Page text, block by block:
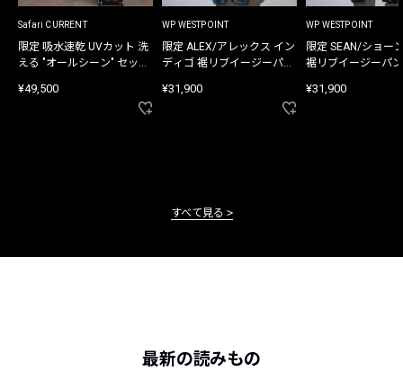
Safari CURRENT
限定 吸水速乾 UVカット 洗
える "オールシーン" セット
¥49,500
WP WESTPOINT
限定 ALEX/アレックス イン
ディゴ 裾リブイージーパン
¥31,900
WP WESTPOINT
限定 SEAN/ショー
裾リブイージーパ
¥31,900
すべて見る
最新の読みもの